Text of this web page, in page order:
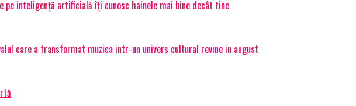
pe inteligență artificială îți cunosc hainele mai bine decât tine
care a transformat muzica intr-un univers cultural revine in august